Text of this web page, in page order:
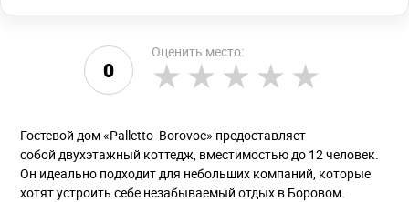
0
Оценить место:
Гостевой дом «Palletto Borovoe» предоставляет
собой двухэтажный коттедж, вместимостью до 12 человек.
Он идеально подходит для небольших компаний, которые
хотят устроить себе незабываемый отдых в Боровом.